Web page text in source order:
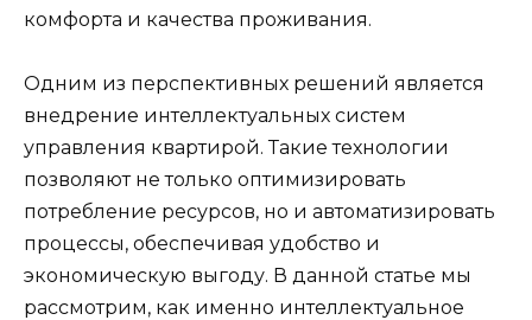
комфорта и качества проживания.
Одним из перспективных решений является
внедрение интеллектуальных систем
управления квартирой. Такие технологии
позволяют не только оптимизировать
потребление ресурсов, но и автоматизировать
процессы, обеспечивая удобство и
экономическую выгоду. В данной статье мы
рассмотрим, как именно интеллектуальное